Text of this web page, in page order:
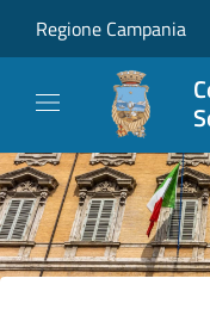
Regione Campania